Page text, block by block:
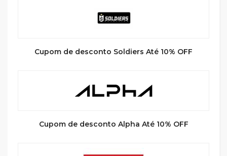
Cupom de desconto Soldiers Até 10% OFF
Cupom de desconto Alpha Até 10% OFF